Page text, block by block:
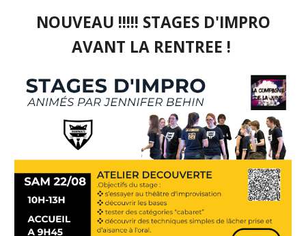
NOUVEAU !!!!! STAGES D'IMPRO
AVANT LA RENTREE !